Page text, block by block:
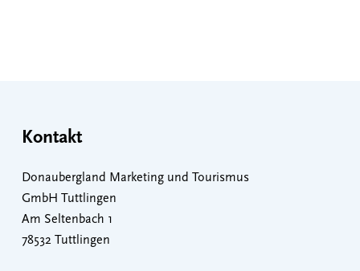
Kontakt
Donaubergland Marketing und Tourismus
GmbH Tuttlingen
Am Seltenbach 1
78532 Tuttlingen